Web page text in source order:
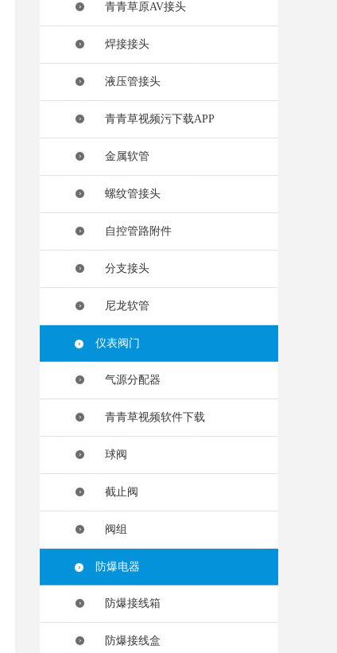
青青草原AV接头
焊接接头
液压管接头
青青草视频污下载APP
金属软管
螺纹管接头
自控管路附件
分支接头
尼龙软管
仪表阀门
气源分配器
青青草视频软件下载
球阀
截止阀
阀组
防爆电器
防爆接线箱
防爆接线盒